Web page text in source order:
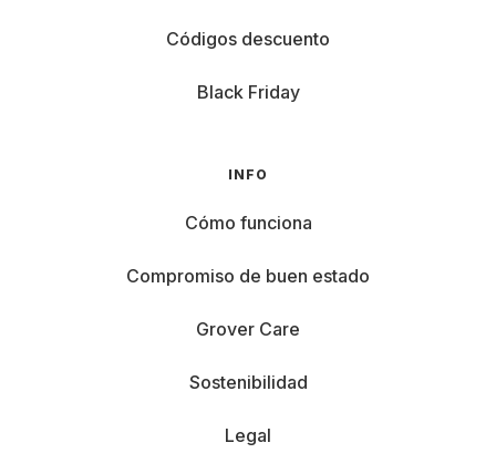
Códigos descuento
Black Friday
INFO
Cómo funciona
Compromiso de buen estado
Grover Care
Sostenibilidad
Legal